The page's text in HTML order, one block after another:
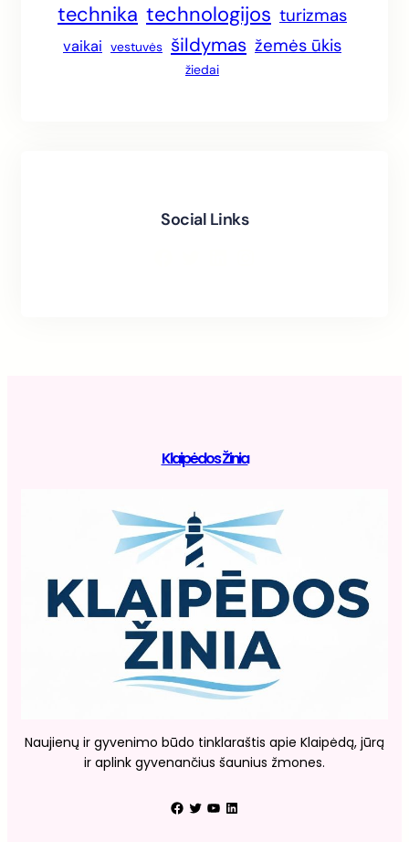
technika technologijos turizmas
vaikai vestuvės šildymas žemės ūkis
žiedai
Social Links
Klaipėdos Žinia
Naujienų ir gyvenimo būdo tinklaraštis apie Klaipėdą, jūrą
ir aplink gyvenančius šaunius žmones.
Facebook Twitter YouTube LinkedIn